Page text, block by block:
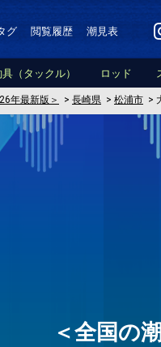
グ 閲覧履歴 潮見表
（タックル） ロッド
年最新版＞ > 長崎県 > 松浦市 >
＜全国の